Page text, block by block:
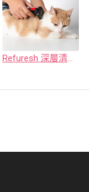
Refuresh 深層清潔寵物廢毛梳